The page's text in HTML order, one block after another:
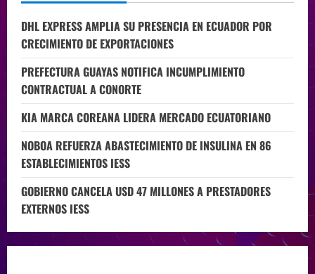
DHL EXPRESS AMPLIA SU PRESENCIA EN ECUADOR POR
CRECIMIENTO DE EXPORTACIONES
PREFECTURA GUAYAS NOTIFICA INCUMPLIMIENTO
CONTRACTUAL A CONORTE
KIA MARCA COREANA LIDERA MERCADO ECUATORIANO
NOBOA REFUERZA ABASTECIMIENTO DE INSULINA EN 86
ESTABLECIMIENTOS IESS
GOBIERNO CANCELA USD 47 MILLONES A PRESTADORES
EXTERNOS IESS